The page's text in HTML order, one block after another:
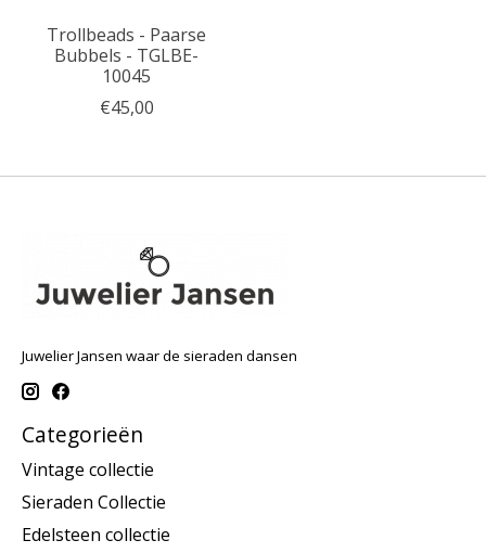
Trollbeads - Paarse
Bubbels - TGLBE-
10045
€45,00
Juwelier Jansen waar de sieraden dansen
Categorieën
Vintage collectie
Sieraden Collectie
Edelsteen collectie